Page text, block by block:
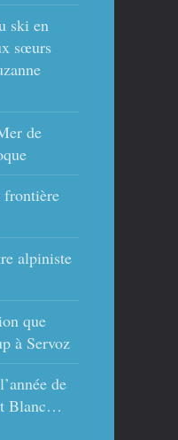
ski en
sœurs
de
frontière
alpiniste
que
à Servoz
de
Blanc…